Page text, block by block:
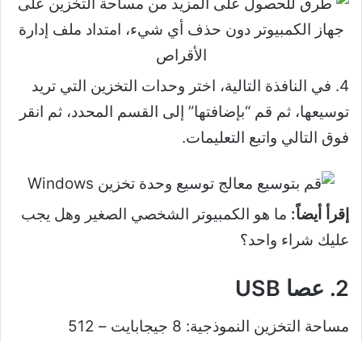
4. في النافذة التالية، اختر وحدات التخزين التي تريد
توسيعها، ثم قم “بإضافتها” إلى القسم المحدد، ثم انقر
فوق التالي واتبع التعليمات.
إقرأ أيضاً: ما هو الكمبيوتر الشخصي الصغير وهل يجب
عليك شراء واحد؟
2. عصا USB
مساحة التخزين النموذجية: 8 جيجابايت – 512